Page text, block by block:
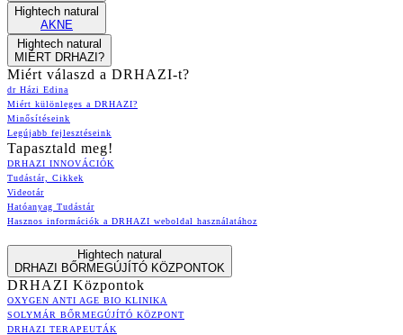
Hightech natural
AKNE
Hightech natural
MIÉRT DRHAZI?
Miért válaszd a DRHAZI-t?
dr Házi Edina
Miért különleges a DRHAZI?
Minősítéseink
Legújabb fejlesztéseink
Tapasztald meg!
DRHAZI INNOVÁCIÓK
Tudástár, Cikkek
Videotár
Hatóanyag Tudástár
Hasznos információk a DRHAZI weboldal használatához
Hightech natural
DRHAZI BŐRMEGÚJÍTÓ KÖZPONTOK
DRHAZI Központok
OXYGEN ANTI AGE BIO KLINIKA
SOLYMÁR BŐRMEGÚJÍTÓ KÖZPONT
DRHAZI TERAPEUTÁK